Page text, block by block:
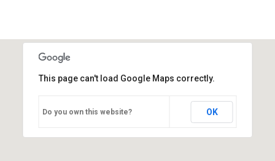
This page can't load Google Maps correctly.
Do you own this website? OK